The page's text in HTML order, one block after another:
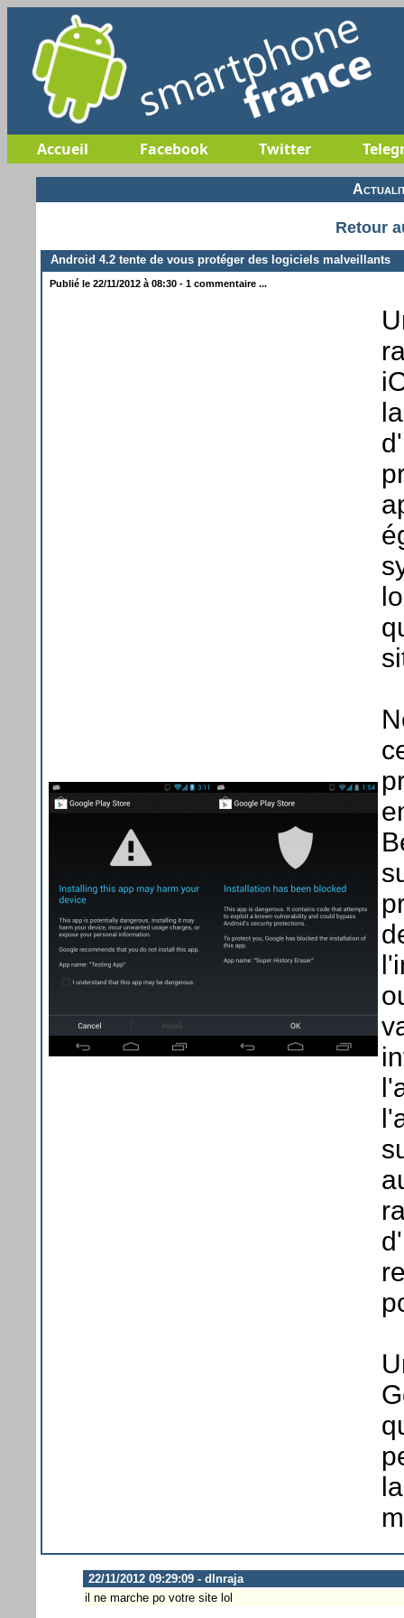
Accueil Facebook Twitter
Retour
Android 4.2 tente de vous protéger des logiciels malveillants
Publié le 22/11/2012 à 08:30 - 1 commentaire ...
22/11/2012 09:29:09 - dlnraja
il ne marche po votre site lol